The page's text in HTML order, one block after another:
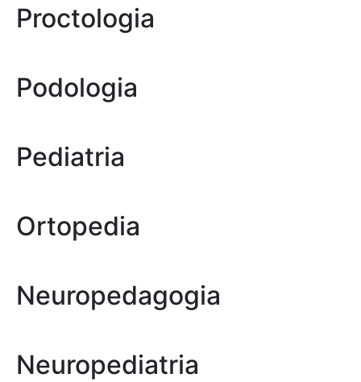
Proctologia
Podologia
Pediatria
Ortopedia
Neuropedagogia
Neuropediatria